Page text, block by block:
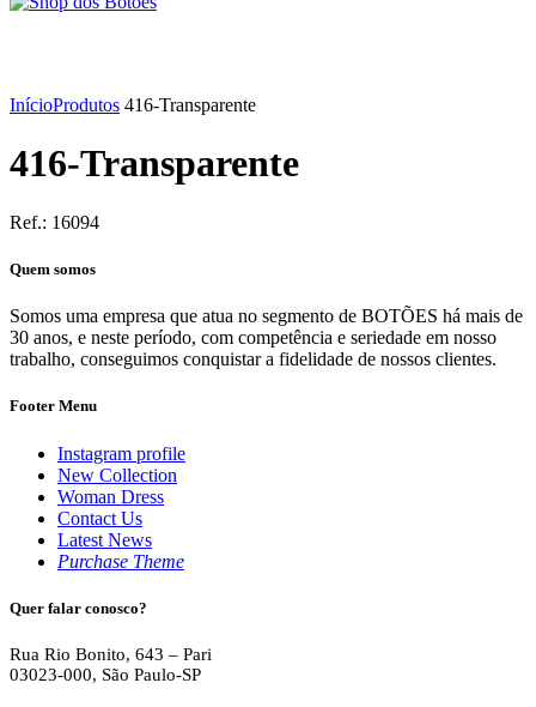
InícioProdutos 416-Transparente
416-Transparente
Ref.: 16094
Quem somos
Somos uma empresa que atua no segmento de BOTÕES há mais de
30 anos, e neste período, com competência e seriedade em nosso
trabalho, conseguimos conquistar a fidelidade de nossos clientes.
Footer Menu
Instagram profile
New Collection
Woman Dress
Contact Us
Latest News
Purchase Theme
Quer falar conosco?
Rua Rio Bonito, 643 – Pari
03023-000, São Paulo-SP